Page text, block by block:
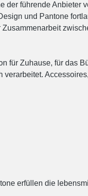
der führende
und Pantone
für Zuhause, für das
erfüllen die